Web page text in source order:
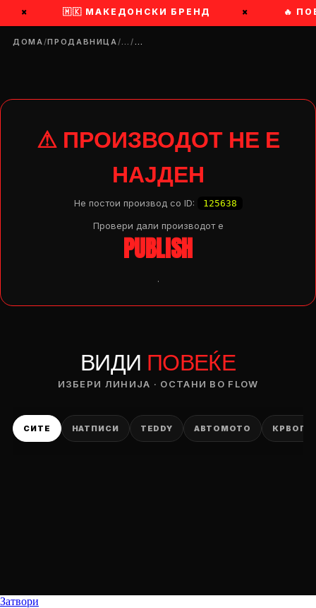
× 🇲🇰 МАКЕДОНСКИ БРЕНД × 🔥
ДОМА/ПРОДАВНИЦА/…/…
⚠ ПРОИЗВОДОТ НЕ Е
НАЈДЕН
Не постои производ со ID: 125638
Провери дали производот e
PUBLISH
.
ВИДИ ПОВЕЌЕ
ИЗБЕРИ ЛИНИЈА · ОСТАНИ ВО FLOW
СИТЕ НАТПИСИ TEDDY АВТОМОТО
Затвори